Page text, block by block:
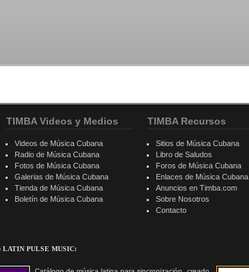
LATIN PULSE MUSIC:
TIMBA Videos y Medios
Videos de Música Cubana
Radio de Música Cubana
Fotos de Música Cubana
Galerias de Música Cubana
Tienda de Música Cubana
Boletín de Música Cubana
TIMBA Recursos
Sitios de Música Cubana
Libro de Saludos
Foros de Música Cubana
Enlaces de Música Cubana
Anuncios en Timba.com
Sobre Nosotros
Contacto